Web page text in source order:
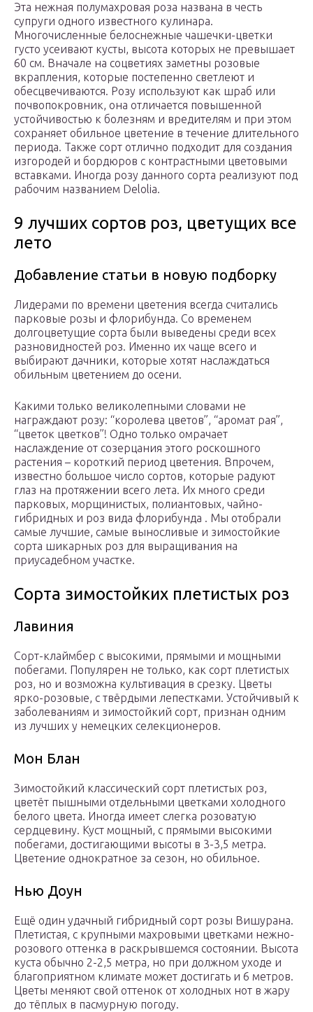
Эта нежная полумахровая роза названа в честь
супруги одного известного кулинара.
Многочисленные белоснежные чашечки-цветки
густо усеивают кусты, высота которых не превышает
60 см. Вначале на соцветиях заметны розовые
вкрапления, которые постепенно светлеют и
обесцвечиваются. Розу используют как шраб или
почвопокровник, она отличается повышенной
устойчивостью к болезням и вредителям и при этом
сохраняет обильное цветение в течение длительного
периода. Также сорт отлично подходит для создания
изгородей и бордюров с контрастными цветовыми
вставками. Иногда розу данного сорта реализуют под
рабочим названием Delolia.
9 лучших сортов роз, цветущих все
лето
Добавление статьи в новую подборку
Лидерами по времени цветения всегда считались
парковые розы и флорибунда. Со временем
долгоцветущие сорта были выведены среди всех
разновидностей роз. Именно их чаще всего и
выбирают дачники, которые хотят наслаждаться
обильным цветением до осени.
Какими только великолепными словами не
награждают розу: “королева цветов”, “аромат рая”,
“цветок цветков”! Одно только омрачает
наслаждение от созерцания этого роскошного
растения – короткий период цветения. Впрочем,
известно большое число сортов, которые радуют
глаз на протяжении всего лета. Их много среди
парковых, морщинистых, полиантовых, чайно-
гибридных и роз вида флорибунда . Мы отобрали
самые лучшие, самые выносливые и зимостойкие
сорта шикарных роз для выращивания на
приусадебном участке.
Сорта зимостойких плетистых роз
Лавиния
Сорт-клаймбер с высокими, прямыми и мощными
побегами. Популярен не только, как сорт плетистых
роз, но и возможна культивация в срезку. Цветы
ярко-розовые, с твёрдыми лепестками. Устойчивый к
заболеваниям и зимостойкий сорт, признан одним
из лучших у немецких селекционеров.
Мон Блан
Зимостойкий классический сорт плетистых роз,
цветёт пышными отдельными цветками холодного
белого цвета. Иногда имеет слегка розоватую
сердцевину. Куст мощный, с прямыми высокими
побегами, достигающими высоты в 3-3,5 метра.
Цветение однократное за сезон, но обильное.
Нью Доун
Ещё один удачный гибридный сорт розы Вишурана.
Плетистая, с крупными махровыми цветками нежно-
розового оттенка в раскрывшемся состоянии. Высота
куста обычно 2-2,5 метра, но при должном уходе и
благоприятном климате может достигать и 6 метров.
Цветы меняют свой оттенок от холодных нот в жару
до тёплых в пасмурную погоду.